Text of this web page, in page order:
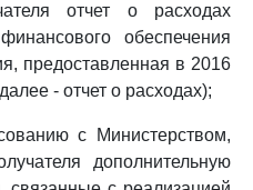
отчет о расходах
обеспечения
предоставленная в 2016
- отчет о расходах);
с Министерством,
дополнительную